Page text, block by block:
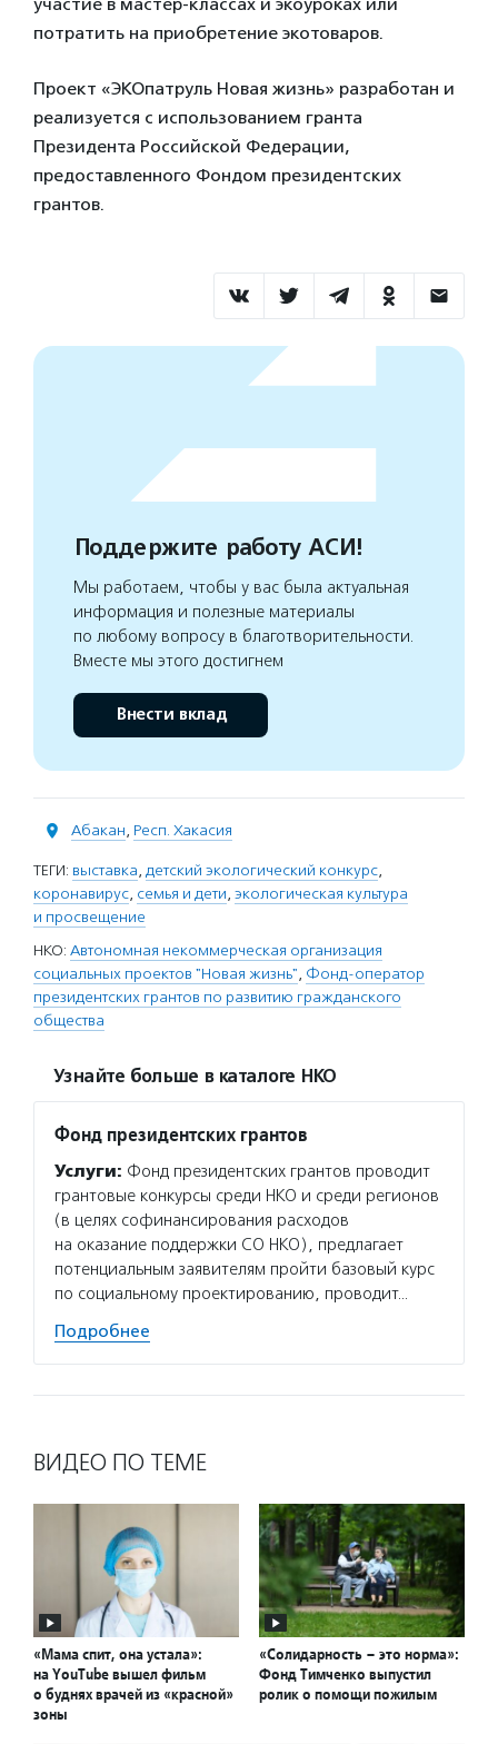
потратить на приобретение экотоваров.
Проект «ЭКОпатруль Новая жизнь» разработан и
реализуется с использованием гранта
Президента Российской Федерации,
предоставленного Фондом президентских
грантов.
Поддержите работу АСИ!
Мы работаем, чтобы у вас была актуальная
информация и полезные материалы
по любому вопросу в благотворительности.
Вместе мы этого достигнем
Внести вклад
Абакан, Респ. Хакасия
ТЕГИ: выставка, детский экологический конкурс,
коронавирус, семья и дети, экологическая культура
и просвещение
НКО: Автономная некоммерческая организация
социальных проектов "Новая жизнь", Фонд-оператор
президентских грантов по развитию гражданского
общества
Узнайте больше в каталоге НКО
Фонд президентских грантов
Услуги: Фонд президентских грантов проводит
грантовые конкурсы среди НКО и среди регионов
(в целях софинансирования расходов
на оказание поддержки СО НКО), предлагает
потенциальным заявителям пройти базовый курс
по социальному проектированию, проводит…
Подробнее
ВИДЕО ПО ТЕМЕ
«Мама спит, она устала»:
на YouTube вышел фильм
о буднях врачей из «красной»
зоны
«Солидарность – это норма»:
Фонд Тимченко выпустил
ролик о помощи пожилым